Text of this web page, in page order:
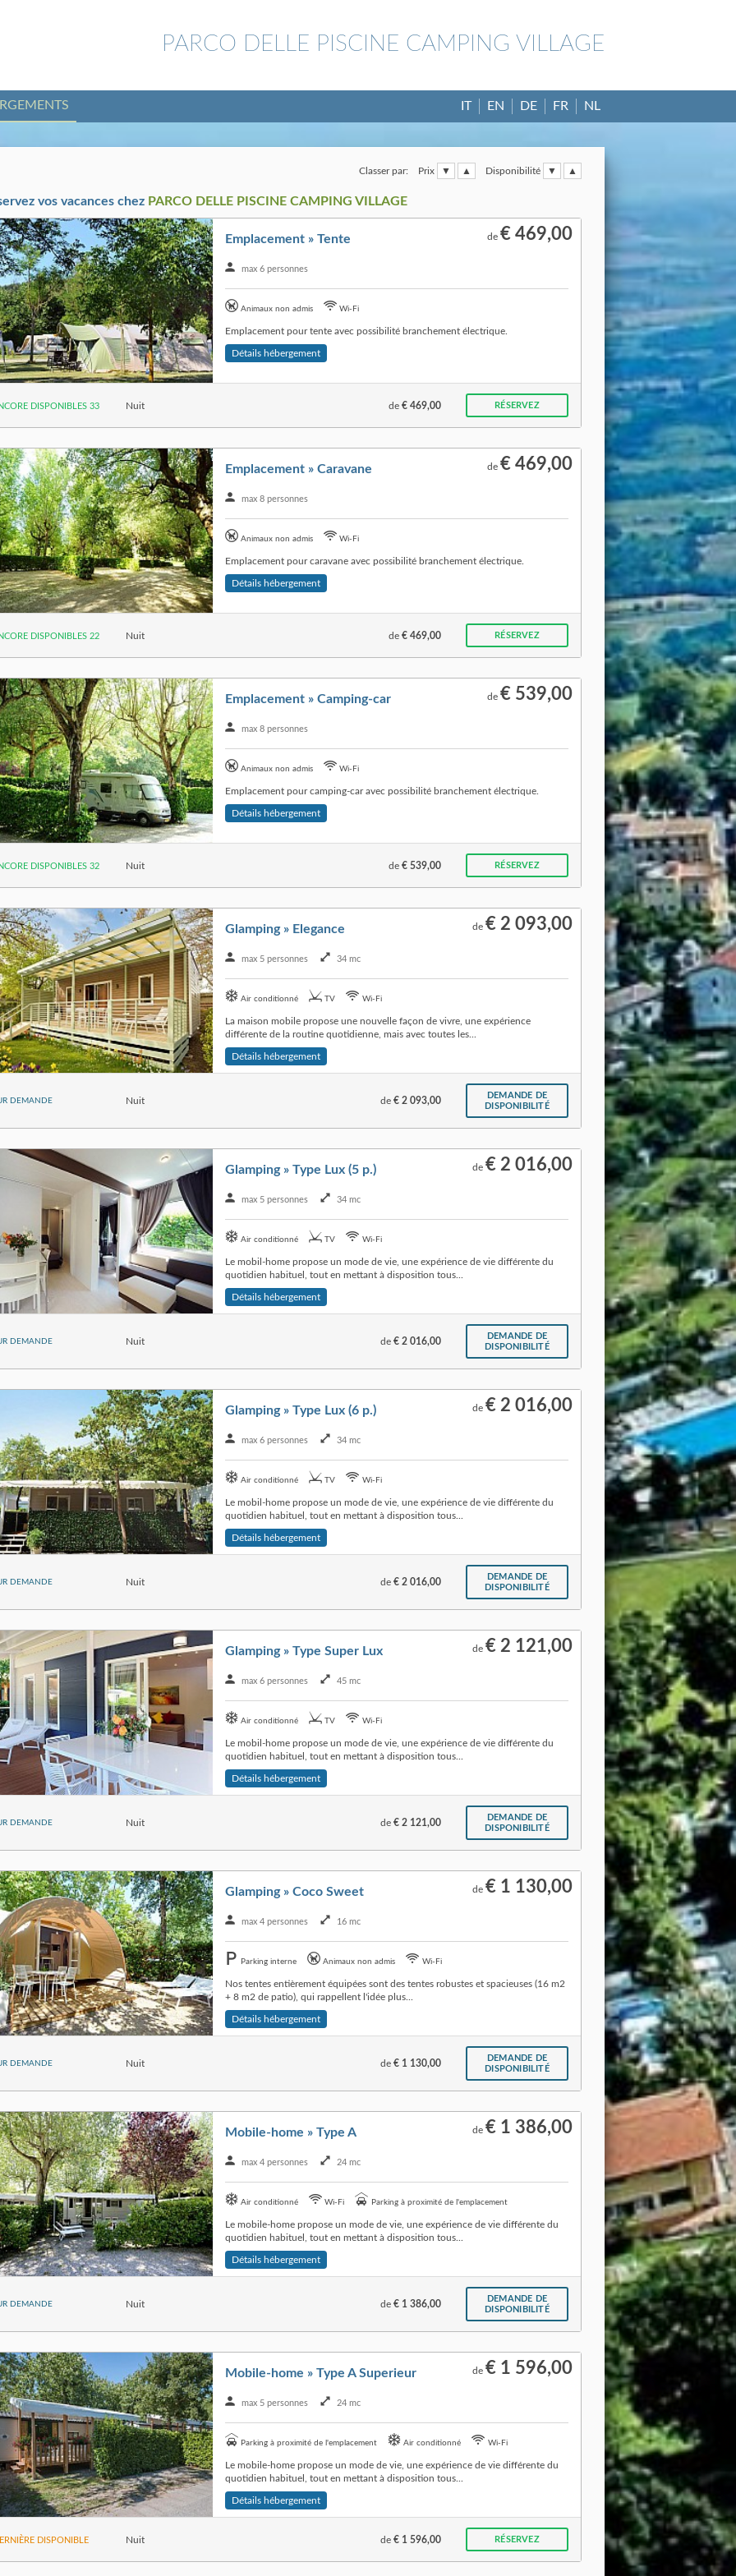
PARCO DELLE PISCINE CAMPING VILLAGE
IT EN DE FR NL
Classer par: Prix Disponibilité
vos vacances chez PARCO DELLE PISCINE CAMPING VILLAGE
Emplacement » Tente
max 6 personnes
de € 469,00
Animaux non admis Wi-Fi
Emplacement pour tente avec possibilité branchement électrique.
Détails hébergement
DISPONIBLES 33 Nuit de € 469,00 RÉSERVEZ
Emplacement » Caravane
max 8 personnes
de € 469,00
Animaux non admis Wi-Fi
Emplacement pour caravane avec possibilité branchement électrique.
Détails hébergement
DISPONIBLES 22 Nuit de € 469,00 RÉSERVEZ
Emplacement » Camping-car
max 8 personnes
de € 539,00
Animaux non admis Wi-Fi
Emplacement pour camping-car avec possibilité branchement électrique.
Détails hébergement
DISPONIBLES 32 Nuit de € 539,00 RÉSERVEZ
Glamping » Elegance
max 5 personnes 34 mc
de € 2 093,00
Air conditionné TV Wi-Fi
La maison mobile propose une nouvelle façon de vivre, une expérience
différente de la routine quotidienne, mais avec toutes les...
Détails hébergement
DEMANDE Nuit de € 2 093,00
DEMANDE DE
DISPONIBILITÉ
Glamping » Type Lux (5 p.)
max 5 personnes 34 mc
de € 2 016,00
Air conditionné TV Wi-Fi
Le mobil-home propose un mode de vie, une expérience de vie différente du
quotidien habituel, tout en mettant à disposition tous...
Détails hébergement
DEMANDE Nuit de € 2 016,00
DEMANDE DE
DISPONIBILITÉ
Glamping » Type Lux (6 p.)
max 6 personnes 34 mc
de € 2 016,00
Air conditionné TV Wi-Fi
Le mobil-home propose un mode de vie, une expérience de vie différente du
quotidien habituel, tout en mettant à disposition tous...
Détails hébergement
DEMANDE Nuit de € 2 016,00
DEMANDE DE
DISPONIBILITÉ
Glamping » Type Super Lux
max 6 personnes 45 mc
de € 2 121,00
Air conditionné TV Wi-Fi
Le mobil-home propose un mode de vie, une expérience de vie différente du
quotidien habituel, tout en mettant à disposition tous...
Détails hébergement
DEMANDE Nuit de € 2 121,00
DEMANDE DE
DISPONIBILITÉ
Glamping » Coco Sweet
max 4 personnes 16 mc
de € 1 130,00
Parking interne Animaux non admis Wi-Fi
Nos tentes entièrement équipées sont des tentes robustes et spacieuses (16 m2
+ 8 m2 de patio), qui rappellent l'idée plus...
Détails hébergement
DEMANDE Nuit de € 1 130,00
DEMANDE DE
DISPONIBILITÉ
Mobile-home » Type A
max 4 personnes 24 mc
de € 1 386,00
Air conditionné Wi-Fi Parking à proximité de l'emplacement
Le mobile-home propose un mode de vie, une expérience de vie différente du
quotidien habituel, tout en mettant à disposition tous...
Détails hébergement
DEMANDE Nuit de € 1 386,00
DEMANDE DE
DISPONIBILITÉ
Mobile-home » Type A Superieur
max 5 personnes 24 mc
de € 1 596,00
Parking à proximité de l'emplacement Air conditionné Wi-Fi
Le mobile-home propose un mode de vie, une expérience de vie différente du
quotidien habituel, tout en mettant à disposition tous...
Détails hébergement
DISPONIBLE Nuit de € 1 596,00 RÉSERVEZ